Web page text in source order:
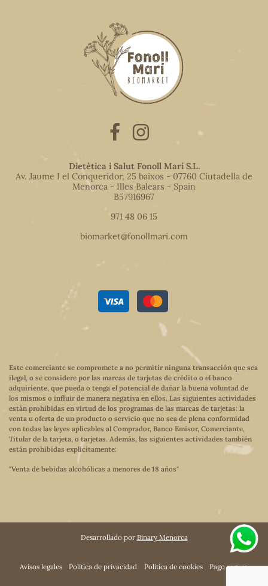
Dietètica i Salut Fonoll Marí S.L.
Av. Jaume I el Conqueridor, 25 baixos - 07760 Ciutadella de
Menorca - Illes Balears - Spain
B57916967
971 48 06 15
biomarket@fonollmari.com
Este comerciante se compromete a no permitir ninguna transacción que sea
ilegal, o se considere por las marcas de tarjetas de crédito o el banco
adquiriente, que pueda o tenga el potencial de dañar la buena voluntad de
los mismos o influir de manera negativa en ellos. Las siguientes actividades
están prohibidas en virtud de los programas de las marcas de tarjetas: la
venta u oferta de un producto o servicio que no sea de plena conformidad
con todas las leyes aplicables al Comprador, Banco Emisor, Comerciante,
Titular de la tarjeta, o tarjetas. Además, las siguientes actividades también
están prohibidas explícitamente:
"Venta de bebidas alcohólicas a menores de 18 años"
Desarrollado por Binary Menorca
Avisos legales Política de privacidad Política de cookies Pago seguro